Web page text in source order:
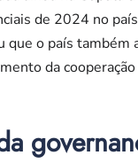
de 2024 no
que o país
da